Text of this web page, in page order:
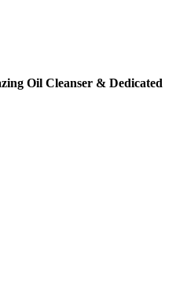
Oil Cleanser & Dedicated